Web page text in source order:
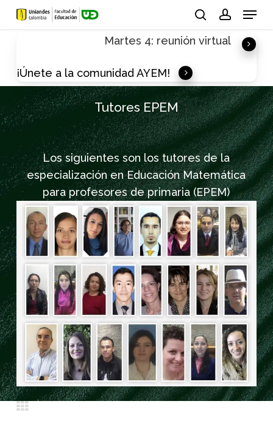
Skip
Menu
Martes 4: reunión virtual
¡Únete a la comunidad AYEM!
Tutores EPEM
Los siguientes son los tutores de la
especialización en Educación Matemática
para profesores de primaria (EPEM)